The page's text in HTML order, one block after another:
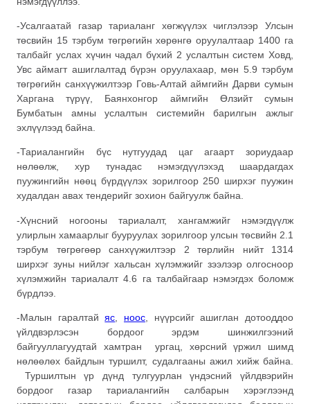
-Усалгаатай газар тариаланг хөгжүүлэх чиглэлээр Улсын
төсвийн 15 тэрбум төгрөгийн хөрөнгө оруулалтаар 1400 га
талбайг услах хүчин чадал бүхий 2 услалтын систем Ховд,
Увc аймагт ашиглалтад бүрэн оруулахаар, мөн 5.9 тэрбум
төгрөгийн санхүүжилтээр Говь-Алтай аймгийн Дарви сумын
Харгана түрүү, Баянхонгор аймгийн Өлзийт сумын
Бумбатын амны услалтын системийн барилгын ажлыг
эхлүүлээд байна.
-Тариалангийн бүс нутгуудад цаг агаарт зориудаар
нөлөөлж, хур тунадас нэмэгдүүлэхэд шаардагдах
пуужингийн нөөц бүрдүүлэх зорилгоор 250 ширхэг пуужин
худалдан авах тендерийг зохион байгуулж байна.
-Хүнсний ногооны тариалалт, хангамжийг нэмэгдүүлж
улирлын хамаарлыг бууруулах зорилгоор улсын төсвийн 2.1
тэрбум төгрөгөөр санхүүжилтээр 2 төрлийн нийт 1314
ширхэг зуны нийлэг хальсан хүлэмжийг зээлээр олгосноор
хүлэмжийн тариалалт 4.6 га талбайгаар нэмэгдэх боломж
бүрдлээ.
-Малын гаралтайяс ноос , нүүрсийг ашиглан дотооддоо
үйлдвэрлэсэн бордоог эрдэм шинжилгээний
байгууллагуудтай хамтран ургац, хөрсний үржил шимд
нөлөөлөх байдлын туршилт, судалгааны ажил хийж байна.
Туршилтын үр дүнд тулгуурлан үндэсний үйлдвэрийн
бордоог газар тариалангийн салбарын хэрэглээнд